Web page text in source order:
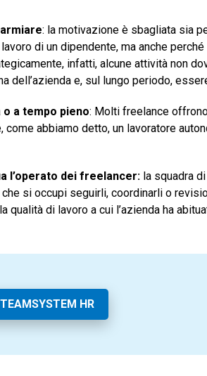
: la motivazione è sbagliata sia
di un dipendente, ma anche perché
infatti, alcune attività non
e, sul lungo periodo,
a tempo pieno: Molti freelance
abbiamo detto, un lavoratore
l’operato dei freelancer: la squadra
si occupi seguirli, coordinarli o
qualità di lavoro a cui l’azienda ha
HR